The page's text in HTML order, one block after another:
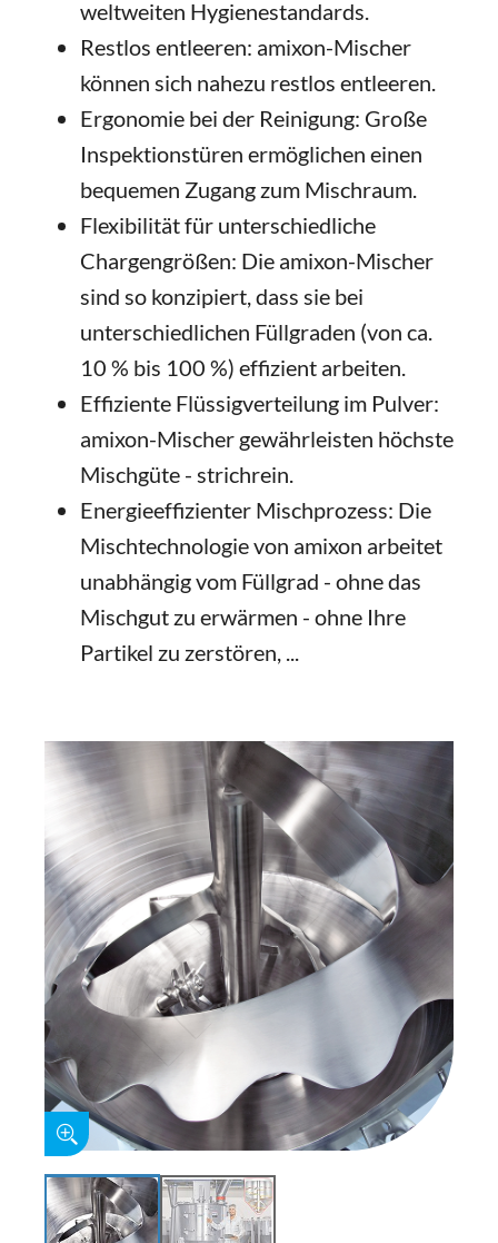
weltweiten Hygienestandards.
Restlos entleeren: amixon-Mischer
können sich nahezu restlos entleeren.
Ergonomie bei der Reinigung: Große
Inspektionstüren ermöglichen einen
bequemen Zugang zum Mischraum.
Flexibilität für unterschiedliche
Chargengrößen: Die amixon-Mischer
sind so konzipiert, dass sie bei
unterschiedlichen Füllgraden (von ca.
10 % bis 100 %) effizient arbeiten.
Effiziente Flüssigverteilung im Pulver:
amixon-Mischer gewährleisten höchste
Mischgüte - strichrein.
Energieeffizienter Mischprozess: Die
Mischtechnologie von amixon arbeitet
unabhängig vom Füllgrad - ohne das
Mischgut zu erwärmen - ohne Ihre
Partikel zu zerstören, ...